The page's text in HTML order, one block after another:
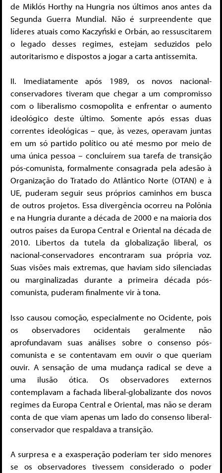
de Miklós Horthy na Hungria nos últimos anos antes da
Segunda Guerra Mundial. Não é surpreendente que
líderes atuais como Kaczyński e Orbán, ao ressuscitarem
o legado desses regimes, estejam seduzidos pelo
autoritarismo e dispostos a jogar a carta antissemita.
II. Imediatamente após 1989, os novos nacional-
conservadores tiveram que chegar a um compromisso
com o liberalismo cosmopolita e enfrentar o aumento
ideológico deste último. Somente após essas duas
correntes ideológicas – que, às vezes, operavam juntas
em um só partido político ou até mesmo por meio de
uma única pessoa – concluírem sua tarefa de transição
pós-comunista, formalmente consagrada pela adesão à
Organização do Tratado do Atlântico Norte (OTAN) e à
UE, puderam seguir seus próprios caminhos em busca
de outros projetos. Essa divergência ocorreu na Polônia
e na Hungria durante a década de 2000 e na maioria dos
outros países da Europa Central e Oriental na década de
2010. Libertos da tutela da globalização liberal, os
nacional-conservadores encontraram sua própria voz.
Suas visões mais extremas, que haviam sido silenciadas
ou marginalizadas durante a primeira década pós-
comunista, puderam finalmente vir à tona.
Isso causou comoção, especialmente no Ocidente, pois
os observadores ocidentais geralmente não
aprofundavam suas análises sobre o consenso pós-
comunista e se contentavam em ouvir o que queriam
ouvir. A sensação de uma mudança radical se deve a
uma ilusão ótica. Os observadores externos
contemplavam a fachada liberal-globalizante dos novos
regimes da Europa Central e Oriental, mas não se deram
conta de que viam apenas um lado do consenso liberal-
conservador que respaldava a transição.
A surpresa e a exasperação poderiam ter sido menores
se os observadores tivessem considerado o poder